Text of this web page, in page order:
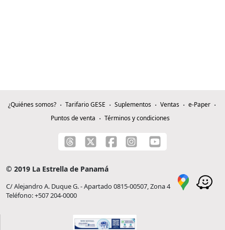
¿Quiénes somos? Tarifario GESE Suplementos Ventas
e-Paper
Puntos de venta
Términos y condiciones
© 2019 La Estrella de Panamá
C/ Alejandro A. Duque G. - Apartado 0815-00507, Zona 4
Teléfono: +507 204-0000